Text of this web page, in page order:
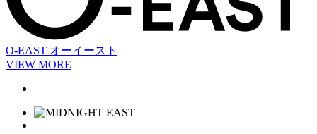
O-EAST オーイースト
VIEW MORE